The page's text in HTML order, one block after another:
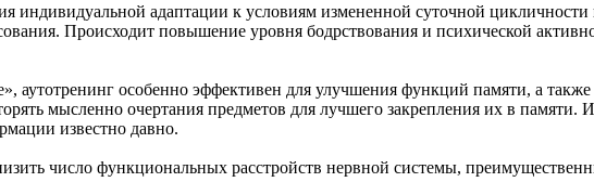
индивидуальной адаптации к условиям измененной суточной
Происходит повышение уровня бодрствования и психической
аутотренинг особенно эффективен для улучшения функций памяти, а
мысленно очертания предметов для лучшего закрепления их в памяти.
известно давно.
число функциональных расстройств нервной системы,